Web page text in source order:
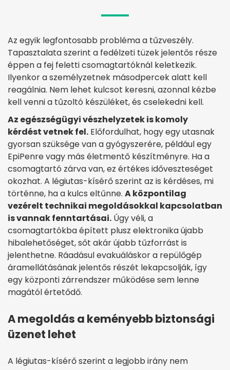
Az egyik legfontosabb probléma a tűzveszély.
Tapasztalata szerint a fedélzeti tüzek jelentős része
éppen a fej feletti csomagtartóknál keletkezik.
Ilyenkor a személyzetnek másodpercek alatt kell
reagálnia. Nem lehet kulcsot keresni, azonnal kézbe
kell venni a tűzoltó készüléket, és cselekedni kell.
Az egészségügyi vészhelyzetek is komoly
kérdést vetnek fel. Előfordulhat, hogy egy utasnak
gyorsan szüksége van a gyógyszerére, például egy
EpiPenre vagy más életmentő készítményre. Ha a
csomagtartó zárva van, ez értékes időveszteséget
okozhat. A légiutas-kísérő szerint az is kérdéses, mi
történne, ha a kulcs eltűnne. A központilag
vezérelt technikai megoldásokkal kapcsolatban
is vannak fenntartásai. Úgy véli, a
csomagtartókba épített plusz elektronika újabb
hibalehetőséget, sőt akár újabb tűzforrást is
jelenthetne. Ráadásul evakuáláskor a repülőgép
áramellátásának jelentős részét lekapcsolják, így
egy központi zárrendszer működése sem lenne
magától értetődő.
A megoldás a keményebb biztonsági
üzenet lehet
A légiutas-kísérő szerint a legjobb irány nem